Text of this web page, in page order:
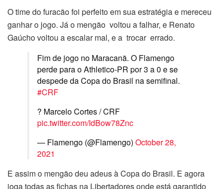
O time do furacão foi perfeito em sua estratégia e mereceu
ganhar o jogo. Já o mengão voltou a falhar, e Renato
Gaúcho voltou a escalar mal, e a trocar errado.
Fim de jogo no Maracanã. O Flamengo
perde para o Athletico-PR por 3 a 0 e se
despede da Copa do Brasil na semifinal.
#CRF
? Marcelo Cortes / CRF
pic.twitter.com/IdBow78Znc
— Flamengo (@Flamengo) October 28,
2021
E assim o mengão deu adeus à Copa do Brasil. E agora
joga todas as fichas na Libertadores onde está garantido